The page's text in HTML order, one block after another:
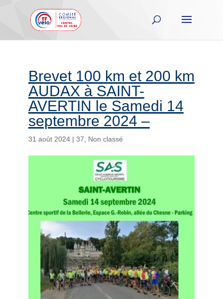
Brevet 100 km et 200 km
AUDAX à SAINT-
AVERTIN le Samedi 14
septembre 2024 –
31 août 2024| 37 Non classé